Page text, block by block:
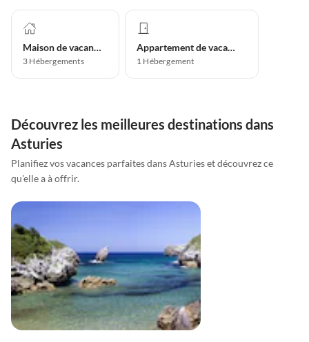
Maison de vacances
3 Hébergements
Appartement de vacances
1 Hébergement
Découvrez les meilleures destinations dans
Asturies
Planifiez vos vacances parfaites dans Asturies et découvrez ce
qu'elle a à offrir.